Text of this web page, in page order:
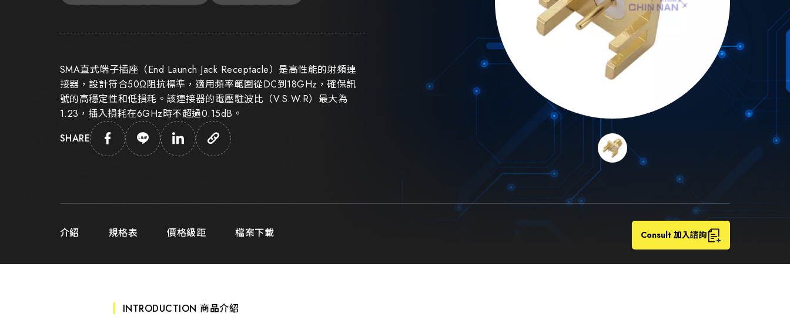
SMA直式端子插座（End Launch Jack Receptacle）是高性能的射頻連
接器，設計符合50Ω阻抗標準，適用頻率範圍從DC到18GHz，確保訊
號的高穩定性和低損耗。該連接器的電壓駐波比（V.S.W.R）最大為
1.23，插入損耗在6GHz時不超過0.15dB。
SHARE
介紹 規格表 價格級距 檔案下載 Consult 加入諮詢
INTRODUCTION 商品介紹